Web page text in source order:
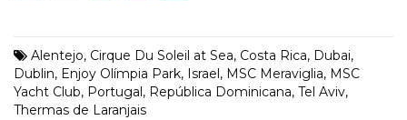
Alentejo, Cirque Du Soleil at Sea, Costa Rica, Dubai,
Dublin, Enjoy Olímpia Park, Israel, MSC Meraviglia, MSC
Yacht Club, Portugal, República Dominicana, Tel Aviv,
Thermas de Laranjais